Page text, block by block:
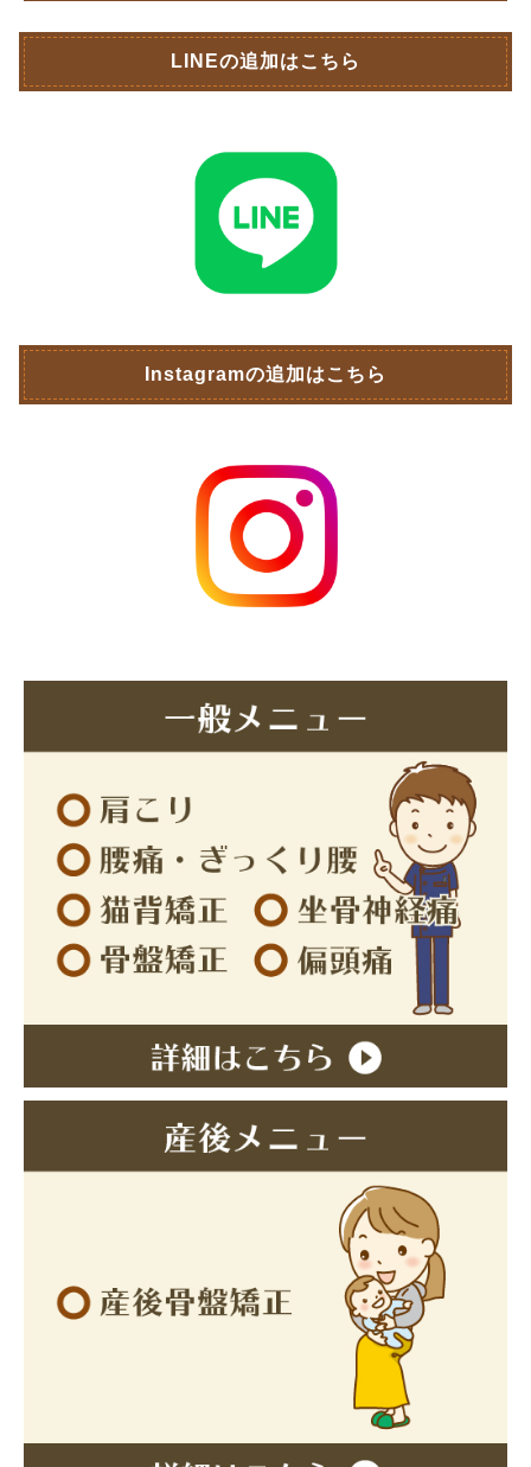
LINEの追加はこちら
Instagramの追加はこちら